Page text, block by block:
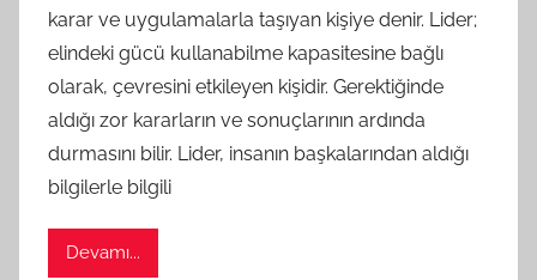
r
a
f
ı
n
karar ve uygulamalarla taşıyan kişiye denir. Lider;
elindeki gücü kullanabilme kapasitesine bağlı
olarak, çevresini etkileyen kişidir. Gerektiğinde
aldığı zor kararların ve sonuçlarının ardında
durmasını bilir. Lider, insanın başkalarından aldığı
bilgilerle bilgili
Devamı...